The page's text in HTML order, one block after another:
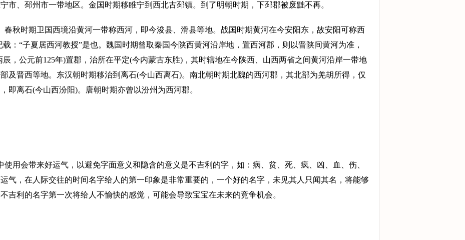
市、邳州市一带地区。金国时期移睢宁到西北古邳镇。到了明朝时期，下邳郡被废黜不再。
春秋时期卫国西境沿黄河一带称西河，即今浚县、滑县等地。战国时期黄河在今安阳东，故安阳可称西
：“子夏居西河教授”是也。魏国时期曾取秦国今陕西黄河沿岸地，置西河郡，则以晋陕间黄河为准，
，公元前125年)置郡，治所在平定(今内蒙古东胜)，其时辖地在今陕西、山西两省之间黄河沿岸一带地
及晋西等地。东汉朝时期移治到离石(今山西离石)。南北朝时期北魏的西河郡，其北部为羌胡所得，仅
即离石(今山西汾阳)。唐朝时期亦曾以汾州为西河郡。
用会带来好运气，以避免字面意义和隐含的意义是不吉利的字，如：病、贫、死、疯、凶、血、伤、
气，在人际交往的时间名字给人的第一印象是非常重要的，一个好的名字，未见其人只闻其名，将能够
吉利的名字第一次将给人不愉快的感觉，可能会导致宝宝在未来的竞争机会。